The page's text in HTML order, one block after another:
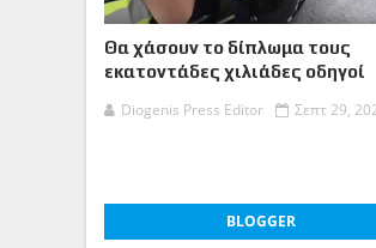
Θα χάσουν το δίπλωμα τους
εκατοντάδες χιλιάδες οδηγοί
Diogenis Press Editor
Σεπτ 29,
BLOGGER